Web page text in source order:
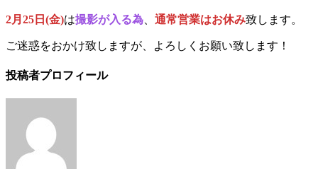
2月25日(金)は撮影が入る為 通常営業はお休み致します。
ご迷惑をおかけ致しますが、よろしくお願い致します！
投稿者プロフィール